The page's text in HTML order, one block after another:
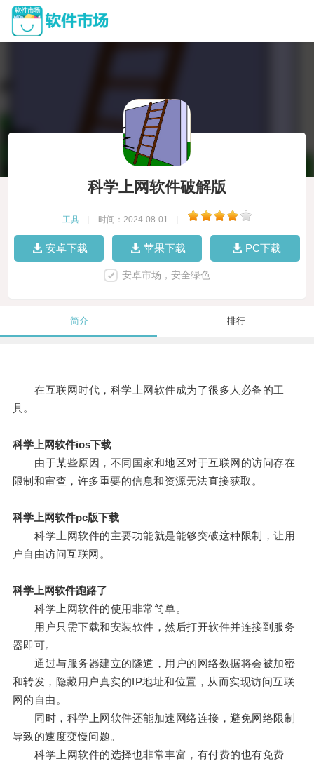
科学上网软件破解版
工具 时间：2024-08-01
安卓下载 苹果下载 PC下载
安卓市场，安全绿色
简介 排行
在互联网时代，科学上网软件成为了很多人必备的工
具。
科学上网软件ios下载
由于某些原因，不同国家和地区对于互联网的访问存在
限制和审查，许多重要的信息和资源无法直接获取。
科学上网软件pc版下载
科学上网软件的主要功能就是能够突破这种限制，让用
户自由访问互联网。
科学上网软件跑路了
科学上网软件的使用非常简单。
用户只需下载和安装软件，然后打开软件并连接到服务
器即可。
通过与服务器建立的隧道，用户的网络数据将会被加密
和转发，隐藏用户真实的IP地址和位置，从而实现访问互联
网的自由。
同时，科学上网软件还能加速网络连接，避免网络限制
导致的速度变慢问题。
科学上网软件的选择也非常丰富，有付费的也有免费